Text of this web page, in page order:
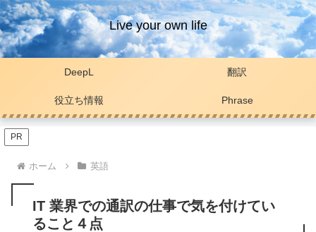
Live your own life
DeepL 翻訳
役立ち情報 Phrase
PR
ホーム 英語
IT 業界での通訳の仕事で気を付けてい
ること４点